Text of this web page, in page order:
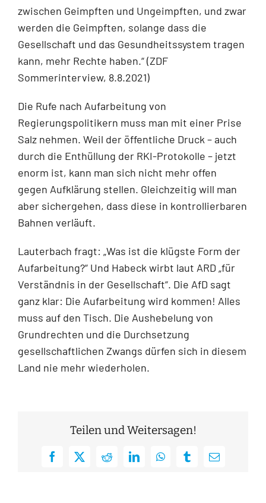
zwischen Geimpften und Ungeimpften, und zwar
werden die Geimpften, solange dass die
Gesellschaft und das Gesundheitssystem tragen
kann, mehr Rechte haben.“ (ZDF
Sommerinterview, 8.8.2021)
Die Rufe nach Aufarbeitung von
Regierungspolitikern muss man mit einer Prise
Salz nehmen. Weil der öffentliche Druck – auch
durch die Enthüllung der RKI-Protokolle – jetzt
enorm ist, kann man sich nicht mehr offen
gegen Aufklärung stellen. Gleichzeitig will man
aber sichergehen, dass diese in kontrollierbaren
Bahnen verläuft.
Lauterbach fragt: „Was ist die klügste Form der
Aufarbeitung?“ Und Habeck wirbt laut ARD „für
Verständnis in der Gesellschaft“. Die AfD sagt
ganz klar: Die Aufarbeitung wird kommen! Alles
muss auf den Tisch. Die Aushebelung von
Grundrechten und die Durchsetzung
gesellschaftlichen Zwangs dürfen sich in diesem
Land nie mehr wiederholen.
Teilen und Weitersagen!
Facebook
X RedditLinkedInWhatsAppTumblrE-